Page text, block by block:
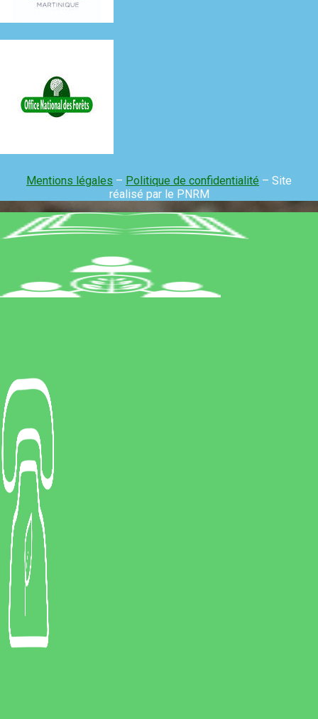
Mentions légales – Politique de confidentialité – Site
réalisé par le PNRM